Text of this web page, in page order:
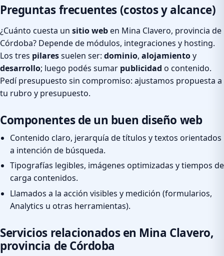
Preguntas frecuentes (costos y alcance)
¿Cuánto cuesta un sitio weben Mina Clavero, provincia de
Córdoba? Depende de módulos, integraciones y hosting.
Los tres pilaressuelen ser: dominio, alojamientoy
desarrollo; luego podés sumar publicidad o contenido.
Pedí presupuesto sin compromiso: ajustamos propuesta a
tu rubro y presupuesto.
Componentes de un buen diseño web
Contenido claro, jerarquía de títulos y textos orientados
a intención de búsqueda.
Tipografías legibles, imágenes optimizadas y tiempos de
carga contenidos.
Llamados a la acción visibles y medición (formularios,
Analytics u otras herramientas).
Servicios relacionados en Mina Clavero,
provincia de Córdoba